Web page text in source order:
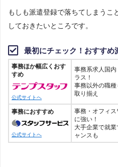
もしも派遣登録で落ちてしまうこ
しておきたいところです。
最初にチェック！おすすめ
事務ほか幅広くおす
すめ
公式サイトへ
事務系求人国内
ラス！
事務以外の職種
取り揃え
事務におすすめ
公式サイトへ
事務・オフィス
に強い！
大手企業で就業
ャンスも